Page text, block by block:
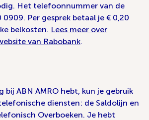
Het telefoonnummer van de
Per gesprek betaal je € 0,20
belkosten. Lees meer over
van Rabobank.
bij ABN AMRO hebt, kun je gebruik
diensten: de Saldolijn en
Overboeken. Je hebt